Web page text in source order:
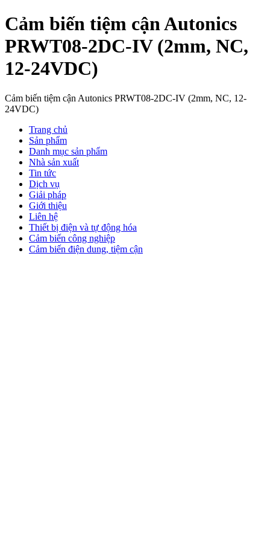
Cảm biến tiệm cận Autonics
PRWT08-2DC-IV (2mm, NC,
12-24VDC)
Cảm biến tiệm cận Autonics PRWT08-2DC-IV (2mm, NC, 12-
24VDC)
Trang chủ
Sản phẩm
Danh mục sản phẩm
Nhà sản xuất
Tin tức
Dịch vụ
Giải pháp
Giới thiệu
Liên hệ
Thiết bị điện và tự động hóa
Cảm biến công nghiệp
Cảm biến điện dung, tiệm cận